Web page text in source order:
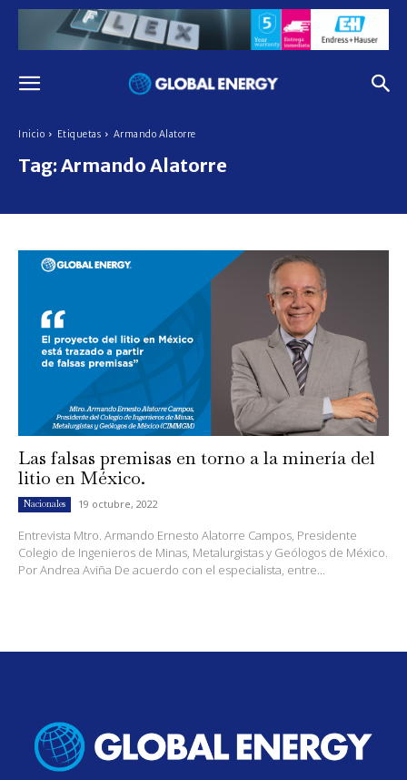
Inicio Etiquetas Armando Alatorre
Tag: Armando Alatorre
Las falsas premisas en torno a la minería del
litio en México.
Nacionales 19 octubre, 2022
Entrevista Mtro. Armando Ernesto Alatorre Campos, Presidente
Colegio de Ingenieros de Minas, Metalurgistas y Geólogos de México.
Por Andrea Aviña De acuerdo con el especialista, entre...